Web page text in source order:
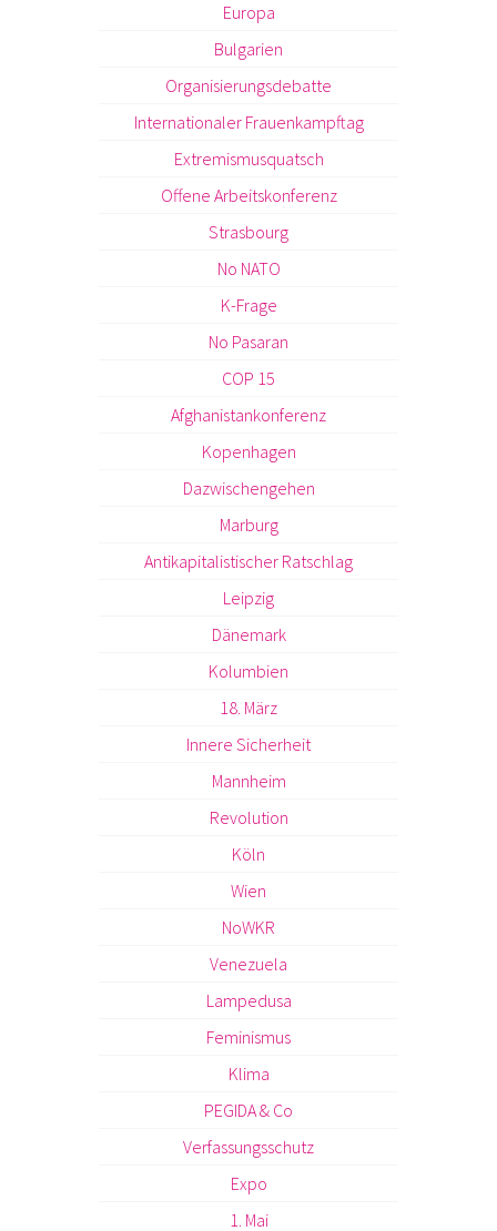
Europa
Bulgarien
Organisierungsdebatte
Internationaler Frauenkampftag
Extremismusquatsch
Offene Arbeitskonferenz
Strasbourg
No NATO
K-Frage
No Pasaran
COP 15
Afghanistankonferenz
Kopenhagen
Dazwischengehen
Marburg
Antikapitalistischer Ratschlag
Leipzig
Dänemark
Kolumbien
18. März
Innere Sicherheit
Mannheim
Revolution
Köln
Wien
NoWKR
Venezuela
Lampedusa
Feminismus
Klima
PEGIDA & Co
Verfassungsschutz
Expo
1. Mai